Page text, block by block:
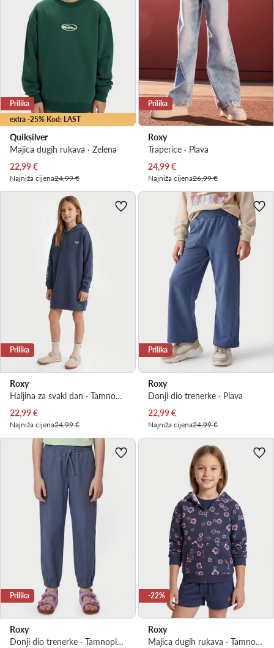
extra -25% Kod: LAST
Prilika
Quiksilver
Majica dugih rukava · Zelena
Trenutna cijena
22,99€
Najniža cijena24,99 €
Prilika
Roxy
Traperice · Plava
Trenutna cijena
24,99€
Najniža cijena26,99 €
Prilika
Roxy
Haljina za svaki dan · Tamnoplava
Trenutna cijena
22,99€
Najniža cijena24,99 €
Prilika
Roxy
Donji dio trenerke · Plava
Trenutna cijena
22,99€
Najniža cijena24,99 €
Prilika
Roxy
Donji dio trenerke · Tamnoplava
-22%
Roxy
Majica dugih rukava · Tamnoplava